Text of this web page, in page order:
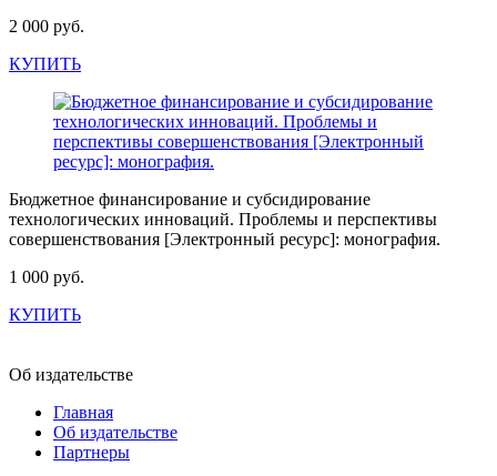
2 000 руб.
КУПИТЬ
Бюджетное финансирование и субсидирование
технологических инноваций. Проблемы и перспективы
совершенствования [Электронный ресурс]: монография.
1 000 руб.
КУПИТЬ
Об издательстве
Главная
Об издательстве
Партнеры